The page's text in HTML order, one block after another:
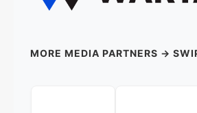
MORE MEDIA PARTNERS →